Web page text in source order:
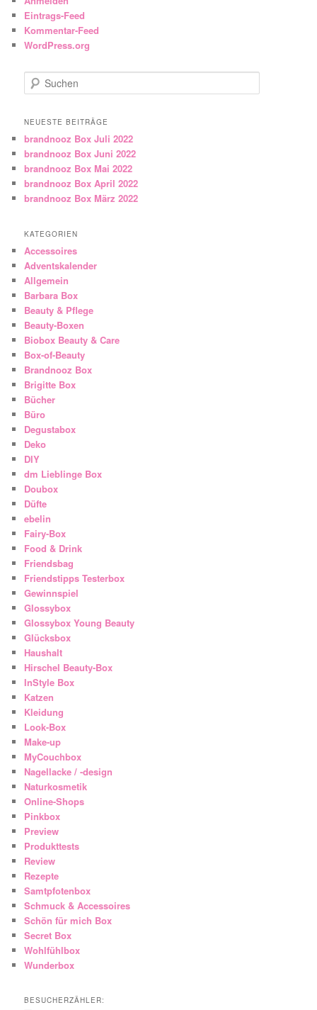
Eintrags-Feed
Kommentar-Feed
WordPress.org
Suchen
NEUESTE BEITRÄGE
brandnooz Box Juli 2022
brandnooz Box Juni 2022
brandnooz Box Mai 2022
brandnooz Box April 2022
brandnooz Box März 2022
KATEGORIEN
Accessoires
Adventskalender
Allgemein
Barbara Box
Beauty & Pflege
Beauty-Boxen
Biobox Beauty & Care
Box-of-Beauty
Brandnooz Box
Brigitte Box
Bücher
Büro
Degustabox
Deko
DIY
dm Lieblinge Box
Doubox
Düfte
ebelin
Fairy-Box
Food & Drink
Friendsbag
Friendstipps Testerbox
Gewinnspiel
Glossybox
Glossybox Young Beauty
Glücksbox
Haushalt
Hirschel Beauty-Box
InStyle Box
Katzen
Kleidung
Look-Box
Make-up
MyCouchbox
Nagellacke / -design
Naturkosmetik
Online-Shops
Pinkbox
Preview
Produkttests
Review
Rezepte
Samtpfotenbox
Schmuck & Accessoires
Schön für mich Box
Secret Box
Wohlfühlbox
Wunderbox
BESUCHERZÄHLER: